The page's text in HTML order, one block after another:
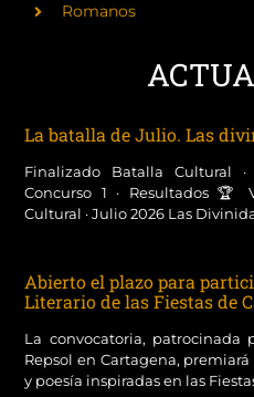
Romanos
La batalla de Julio. Las
Finalizado Batalla Cultural
Concurso 1 · Resultados 🏆
Cultural · Julio 2026 Las
Abierto el plazo para
Literario de las Fiestas de
La convocatoria,
Repsol en Cartagena,
y poesía inspiradas en las